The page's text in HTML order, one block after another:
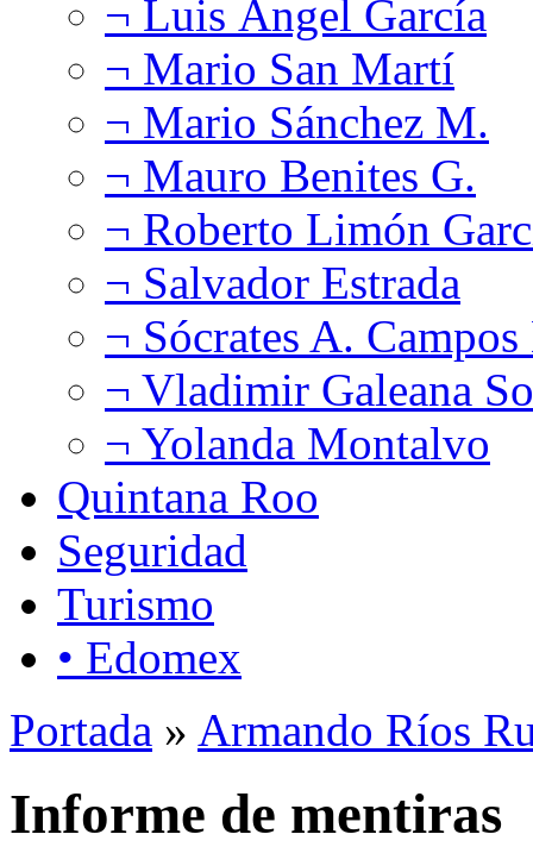
¬ Luis Ángel García
¬ Mario San Martí
¬ Mario Sánchez M.
¬ Mauro Benites G.
¬ Roberto Limón
¬ Salvador Estrada
¬ Sócrates A.
¬ Vladimir Galeana
¬ Yolanda Montalvo
Quintana Roo
Seguridad
Turismo
• Edomex
Portada » Armando Ríos
Informe de mentiras